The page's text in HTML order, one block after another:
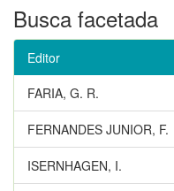
Busca facetada
Editor
FARIA, G. R.
FERNANDES JUNIOR, F.
ISERNHAGEN, I.